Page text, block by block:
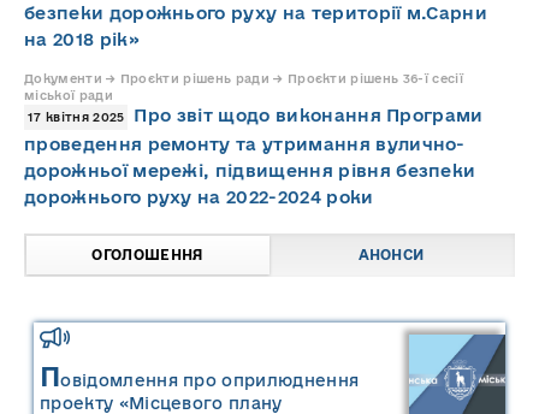
безпеки дорожнього руху на території м.Сарни
на 2018 рік»
Документи → Проєкти рішень ради → Проєкти рішень 36-ї сесії
міської ради
17 квітня 2025
Про звіт щодо виконання Програми
проведення ремонту та утримання вулично-
дорожньої мережі, підвищення рівня безпеки
дорожнього руху на 2022-2024 роки
ОГОЛОШЕННЯ АНОНСИ
Повідомлення про оприлюднення
проекту «Місцевого плану